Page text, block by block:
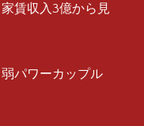
賃収入3億から見
パワーカップル